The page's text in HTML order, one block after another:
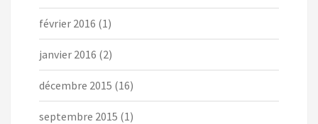
février 2016 (1)
janvier 2016 (2)
décembre 2015 (16)
septembre 2015 (1)